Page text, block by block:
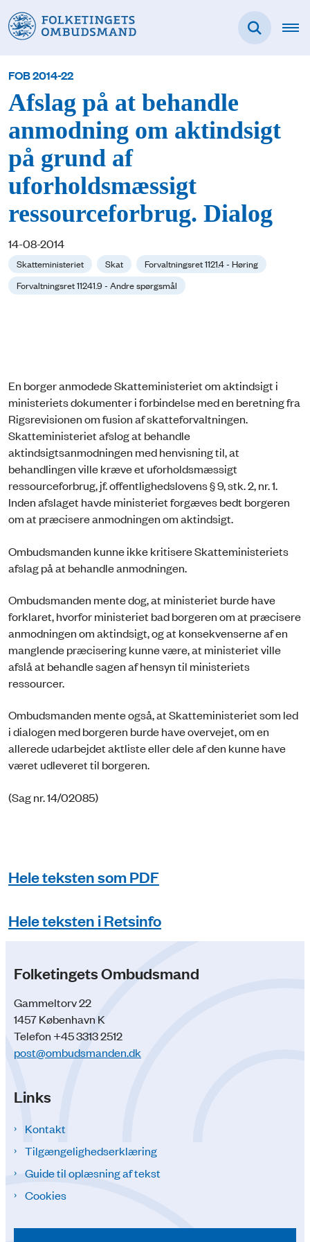
FOB 2014-22
Afslag på at behandle
anmodning om aktindsigt
på grund af
uforholdsmæssigt
ressourceforbrug. Dialog
14-08-2014
Skatteministeriet Skat
Forvaltningsret 1121.4 - Høring
Forvaltningsret 11241.9 - Andre spørgsmål
En borger anmodede Skatteministeriet om aktindsigt i
ministeriets dokumenter i forbindelse med en beretning fra
Rigsrevisionen om fusion af skatteforvaltningen.
Skatteministeriet afslog at behandle
aktindsigtsanmodningen med henvisning til, at
behandlingen ville kræve et uforholdsmæssigt
ressourceforbrug, jf. offentlighedslovens § 9, stk. 2, nr. 1.
Inden afslaget havde ministeriet forgæves bedt borgeren
om at præcisere anmodningen om aktindsigt.
Ombudsmanden kunne ikke kritisere Skatteministeriets
afslag på at behandle anmodningen.
Ombudsmanden mente dog, at ministeriet burde have
forklaret, hvorfor ministeriet bad borgeren om at præcisere
anmodningen om aktindsigt, og at konsekvenserne af en
manglende præcisering kunne være, at ministeriet ville
afslå at behandle sagen af hensyn til ministeriets
ressourcer.
Ombudsmanden mente også, at Skatteministeriet som led
i dialogen med borgeren burde have overvejet, om en
allerede udarbejdet aktliste eller dele af den kunne have
været udleveret til borgeren.
(Sag nr. 14/02085)
Hele teksten som PDF
Hele teksten i Retsinfo
Folketingets Ombudsmand
Gammeltorv 22
1457 København K
Telefon +45 3313 2512
post@ombudsmanden.dk
Links
Kontakt
Tilgængelighedserklæring
Guide til oplæsning af tekst
Cookies